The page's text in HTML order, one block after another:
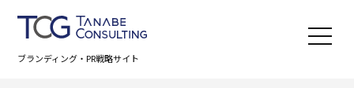
ブランディング・PR戦略サイト